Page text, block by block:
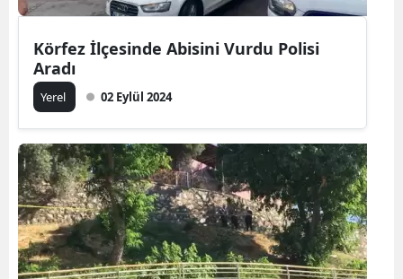
Körfez İlçesinde Abisini Vurdu Polisi
Aradı
Yerel 02 Eylül 2024